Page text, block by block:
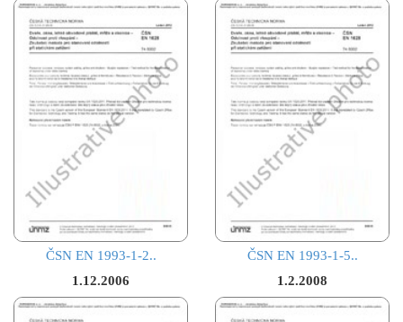
ČSN EN 1993-1-2..
1.12.2006
ČSN EN 1993-1-5..
1.2.2008